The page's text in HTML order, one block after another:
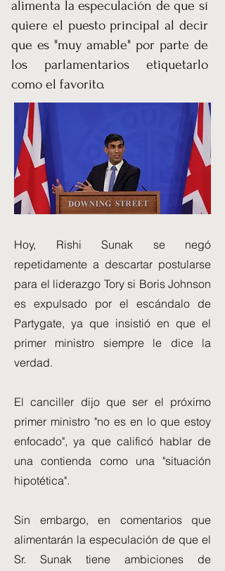
alimenta la especulación de que sí
quiere el puesto principal al decir
que es "muy amable" por parte de
los parlamentarios etiquetarlo
como el favorito.
Hoy, Rishi Sunak se negó
repetidamente a descartar postularse
para el liderazgo Tory si Boris Johnson
es expulsado por el escándalo de
Partygate, ya que insistió en que el
primer ministro siempre le dice la
verdad.
El canciller dijo que ser el próximo
primer ministro "no es en lo que estoy
enfocado", ya que calificó hablar de
una contienda como una "situación
hipotética".
Sin embargo, en comentarios que
alimentarán la especulación de que el
Sr. Sunak tiene ambiciones de